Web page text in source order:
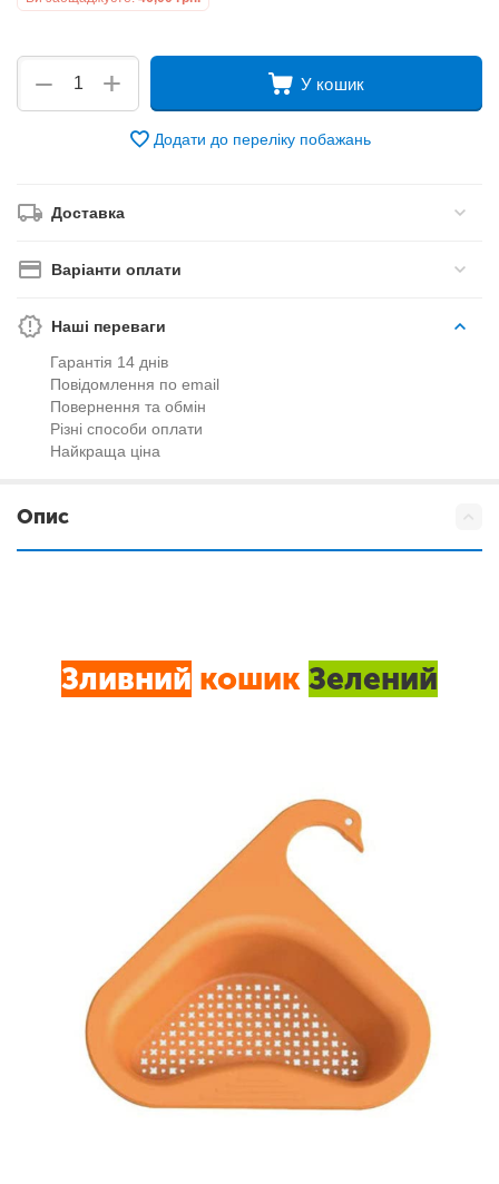
+
− У кошик
Додати до переліку побажань
Доставка
Варіанти оплати
Наші переваги
Гарантія 14 днів
Повідомлення по email
Повернення та обмін
Різні способи оплати
Найкраща ціна
Опис
Зливний кошик Зелений